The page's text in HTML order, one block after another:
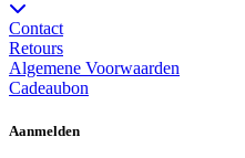
Contact
Retours
Algemene Voorwaarden
Cadeaubon
Aanmelden